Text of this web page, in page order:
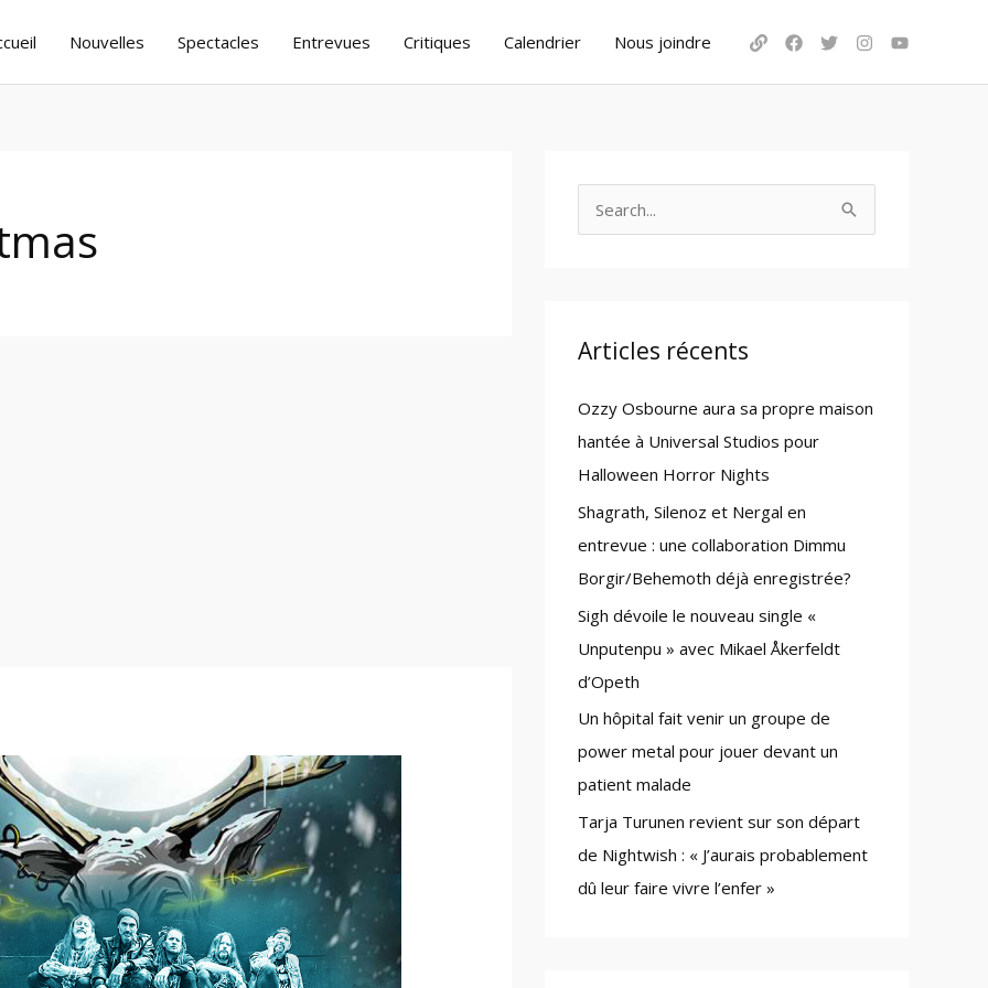
Nouvelles Spectacles Entrevues Critiques Calendrier Nous joindre
c
f
o
r
:
Articles récents
Ozzy Osbourne aura sa propre maison
hantée à Universal Studios pour
Halloween Horror Nights
Shagrath, Silenoz et Nergal en
entrevue : une collaboration Dimmu
Borgir/Behemoth déjà enregistrée?
Sigh dévoile le nouveau single «
Unputenpu » avec Mikael Åkerfeldt
d’Opeth
Un hôpital fait venir un groupe de
power metal pour jouer devant un
patient malade
Tarja Turunen revient sur son départ
de Nightwish : « J’aurais probablement
dû leur faire vivre l’enfer »